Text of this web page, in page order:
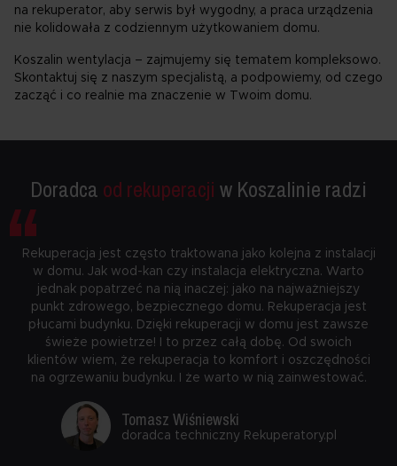
na rekuperator, aby serwis był wygodny, a praca urządzenia
nie kolidowała z codziennym użytkowaniem domu.
Koszalin wentylacja – zajmujemy się tematem kompleksowo.
Skontaktuj się z naszym specjalistą, a podpowiemy, od czego
zacząć i co realnie ma znaczenie w Twoim domu.
Doradca od rekuperacji w Koszalinie radzi
“Rekuperacja jest często traktowana jako kolejna z instalacji
w domu. Jak wod-kan czy instalacja elektryczna. Warto
jednak popatrzeć na nią inaczej: jako na najważniejszy
punkt zdrowego, bezpiecznego domu. Rekuperacja jest
płucami budynku. Dzięki rekuperacji w domu jest zawsze
świeże powietrze! I to przez całą dobę. Od swoich
klientów wiem, że rekuperacja to komfort i oszczędności
na ogrzewaniu budynku. I że warto w nią zainwestować.
Tomasz Wiśniewski
doradca techniczny Rekuperatory.pl